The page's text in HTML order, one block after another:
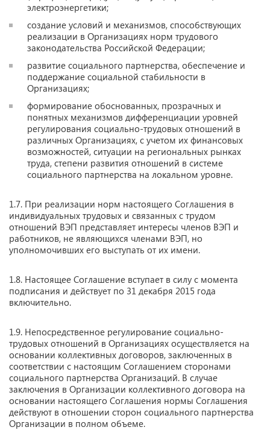
электроэнергетики;
создание условий и механизмов, способствующих
реализации в Организациях норм трудового
законодательства Российской Федерации;
развитие социального партнерства, обеспечение и
поддержание социальной стабильности в
Организациях;
формирование обоснованных, прозрачных и
понятных механизмов дифференциации уровней
регулирования социально-трудовых отношений в
различных Организациях, с учетом их финансовых
возможностей, ситуации на региональных рынках
труда, степени развития отношений в системе
социального партнерства на локальном уровне.
1.7. При реализации норм настоящего Соглашения в
индивидуальных трудовых и связанных с трудом
отношений ВЭП представляет интересы членов ВЭП и
работников, не являющихся членами ВЭП, но
уполномочивших его выступать от их имени.
1.8. Настоящее Соглашение вступает в силу с момента
подписания и действует по 31 декабря 2015 года
включительно.
1.9. Непосредственное регулирование социально-
трудовых отношений в Организациях осуществляется на
основании коллективных договоров, заключенных в
соответствии с настоящим Соглашением сторонами
социального партнерства Организаций. В случае
заключения в Организации коллективного договора на
основании настоящего Соглашения нормы Соглашения
действуют в отношении сторон социального партнерства
Организации в полном объеме.